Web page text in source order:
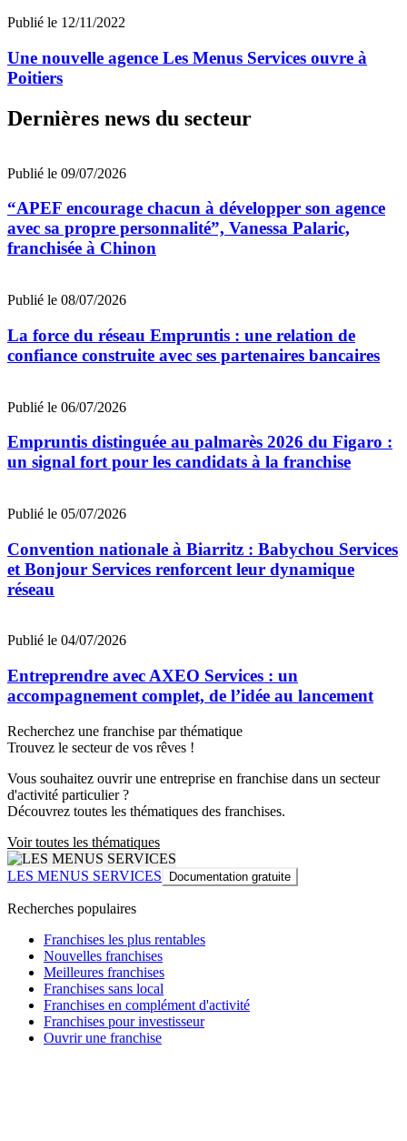
Publié le 12/11/2022
Une nouvelle agence Les Menus Services ouvre à
Poitiers
Dernières news du secteur
Publié le 09/07/2026
“APEF encourage chacun à développer son agence
avec sa propre personnalité”, Vanessa Palaric,
franchisée à Chinon
Publié le 08/07/2026
La force du réseau Empruntis : une relation de
confiance construite avec ses partenaires bancaires
Publié le 06/07/2026
Empruntis distinguée au palmarès 2026 du Figaro :
un signal fort pour les candidats à la franchise
Publié le 05/07/2026
Convention nationale à Biarritz : Babychou Services
et Bonjour Services renforcent leur dynamique
réseau
Publié le 04/07/2026
Entreprendre avec AXEO Services : un
accompagnement complet, de l’idée au lancement
Recherchez une franchise par thématique
Trouvez le secteur de vos rêves !
Vous souhaitez ouvrir une entreprise en franchise dans un secteur
d'activité particulier ?
Découvrez toutes les thématiques des franchises.
Voir toutes les thématiques
LES MENUS SERVICES Documentation gratuite
Recherches populaires
Franchises les plus rentables
Nouvelles franchises
Meilleures franchises
Franchises sans local
Franchises en complément d'activité
Franchises pour investisseur
Ouvrir une franchise